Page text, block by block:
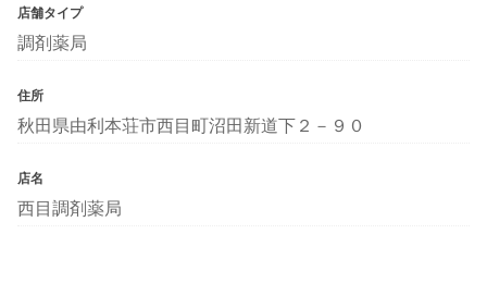
店舗タイプ
調剤薬局
住所
秋田県由利本荘市西目町沼田新道下２－９０
店名
西目調剤薬局